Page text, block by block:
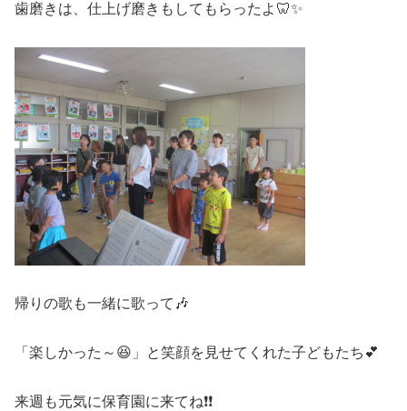
歯磨きは、仕上げ磨きもしてもらったよ🦷✨
帰りの歌も一緒に歌って🎶
「楽しかった～😆」と笑顔を見せてくれた子どもたち💕
来週も元気に保育園に来てね❗❗